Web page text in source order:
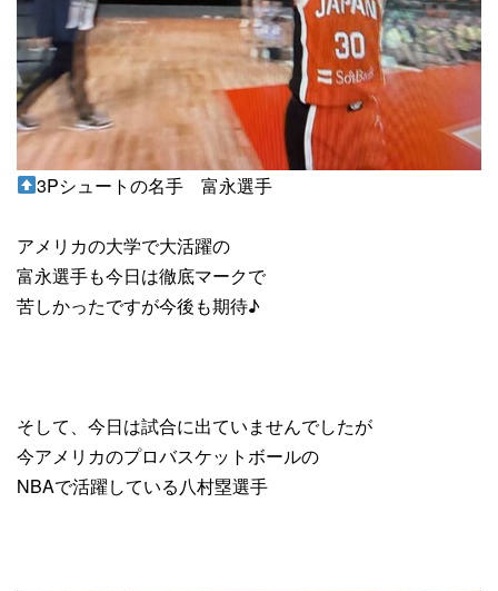
3Pシュートの名手 富永選手
アメリカの大学で大活躍の
富永選手も今日は徹底マークで
苦しかったですが今後も期待♪
そして、今日は試合に出ていませんでしたが
今アメリカのプロバスケットボールの
NBAで活躍している八村塁選手